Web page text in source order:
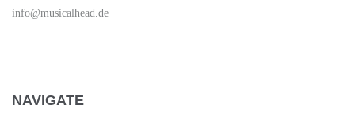
info@musicalhead.de
NAVIGATE